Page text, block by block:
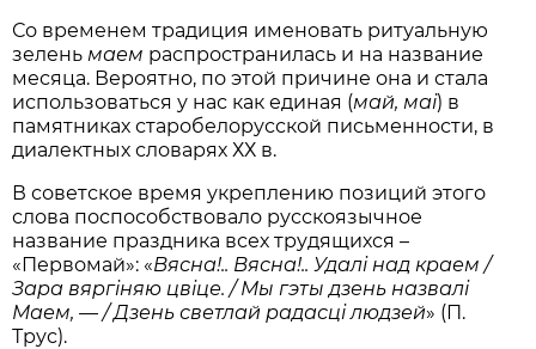
Со временем традиция именовать ритуальную
зеленьмаем распространилась и на название
месяца. Вероятно, по этой причине она и стала
использоваться у нас как единая (май, маі) в
памятниках старобелорусской письменности, в
диалектных словарях ХХ в.
В советское время укреплению позиций этого
слова поспособствовало русскоязычное
название праздника всех трудящихся –
«Первомай»: «Вясна!.. Вясна!.. Удалі над краем /
Зара вяргіняю цвіце. / Мы гэты дзень назвалі
Маем, — / Дзень светлай радасці людзей» (П.
Трус).